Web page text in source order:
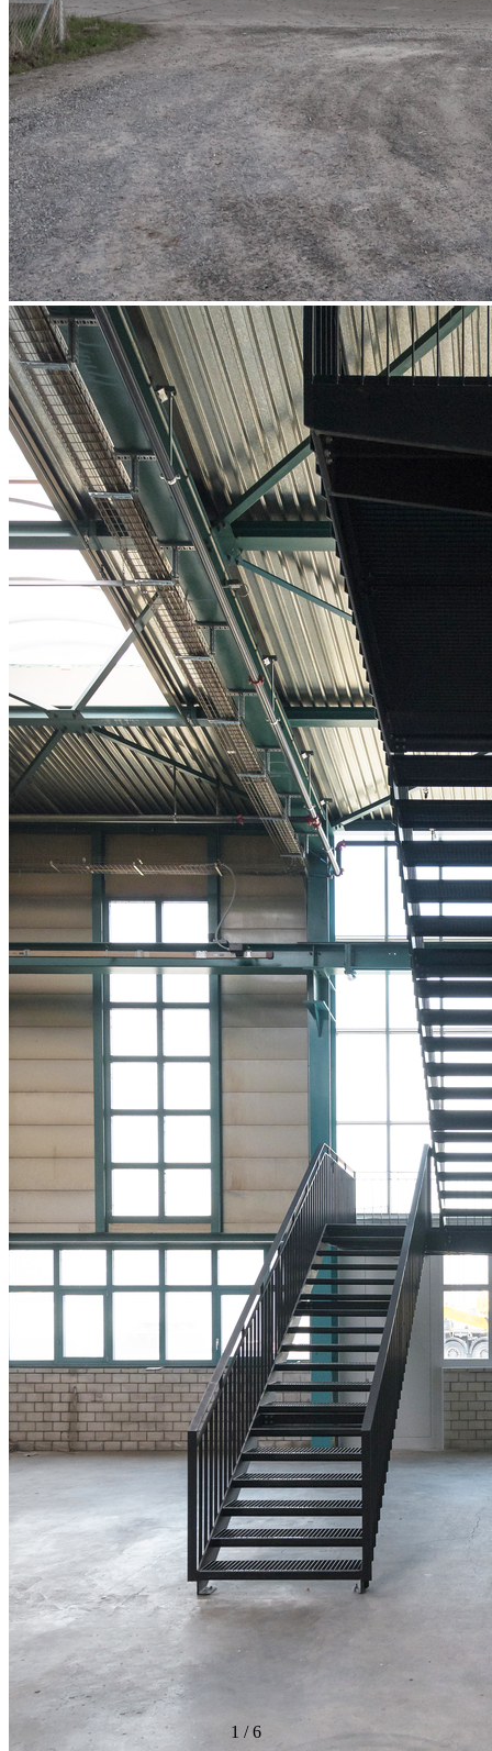
1 /6